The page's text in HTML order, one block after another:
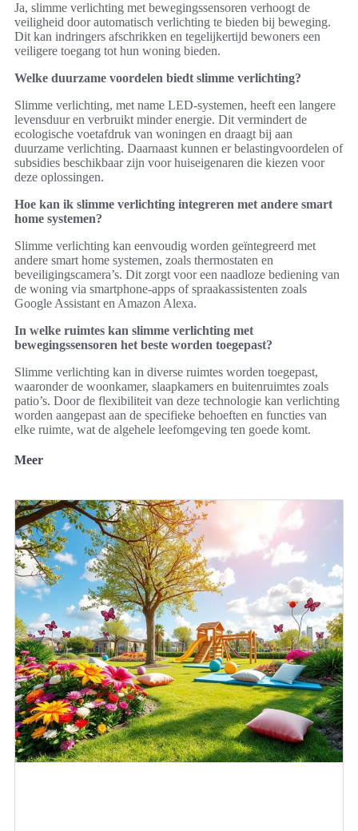
Ja, slimme verlichting met bewegingssensoren verhoogt de
veiligheid door automatisch verlichting te bieden bij beweging.
Dit kan indringers afschrikken en tegelijkertijd bewoners een
veiligere toegang tot hun woning bieden.
Welke duurzame voordelen biedt slimme verlichting?
Slimme verlichting, met name LED-systemen, heeft een langere
levensduur en verbruikt minder energie. Dit vermindert de
ecologische voetafdruk van woningen en draagt bij aan
duurzame verlichting. Daarnaast kunnen er belastingvoordelen of
subsidies beschikbaar zijn voor huiseigenaren die kiezen voor
deze oplossingen.
Hoe kan ik slimme verlichting integreren met andere smart
home systemen?
Slimme verlichting kan eenvoudig worden geïntegreerd met
andere smart home systemen, zoals thermostaten en
beveiligingscamera’s. Dit zorgt voor een naadloze bediening van
de woning via smartphone-apps of spraakassistenten zoals
Google Assistant en Amazon Alexa.
In welke ruimtes kan slimme verlichting met
bewegingssensoren het beste worden toegepast?
Slimme verlichting kan in diverse ruimtes worden toegepast,
waaronder de woonkamer, slaapkamers en buitenruimtes zoals
patio’s. Door de flexibiliteit van deze technologie kan verlichting
worden aangepast aan de specifieke behoeften en functies van
elke ruimte, wat de algehele leefomgeving ten goede komt.
Meer